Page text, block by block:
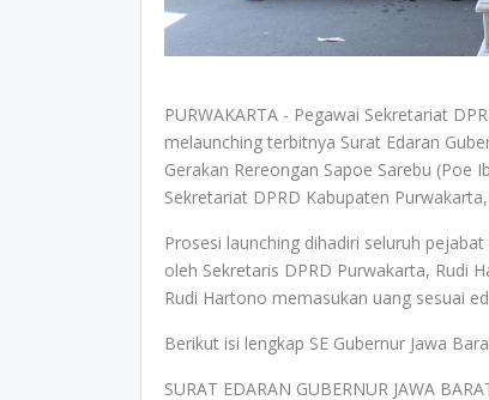
PURWAKARTA - Pegawai Sekretariat
melaunching terbitnya Surat Edaran
Gerakan Rereongan Sapoe Sarebu
Sekretariat DPRD Kabupaten
Prosesi launching dihadiri seluruh
oleh Sekretaris DPRD Purwakarta, Rudi
Rudi Hartono memasukan uang sesuai
Berikut isi lengkap SE Gubernur Jawa
SURAT EDARAN GUBERNUR JAWA